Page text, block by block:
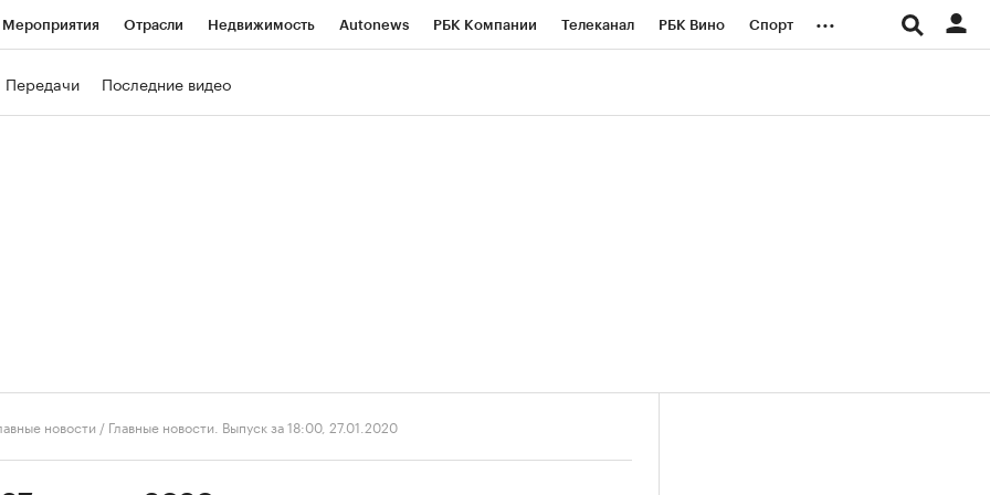
Мероприятия Отрасли Недвижимость Autonews РБК Компании Телеканал РБК Вино Спорт ...
Передачи Последние видео
новости / Главные новости. Выпуск за 18:00, 27.01.2020